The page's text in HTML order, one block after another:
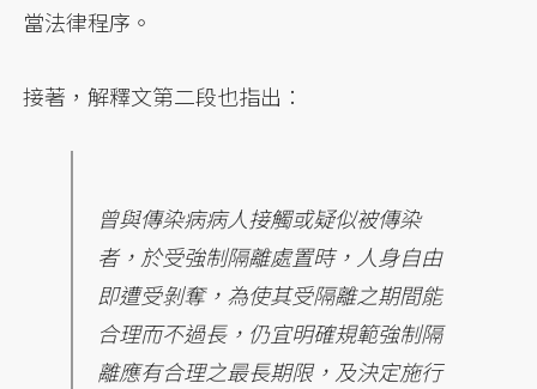
當法律程序。
接著，解釋文第二段也指出：
曾與傳染病病人接觸或疑似被傳染
者，於受強制隔離處置時，人身自由
即遭受剝奪，為使其受隔離之期間能
合理而不過長，仍宜明確規範強制隔
離應有合理之最長期限，及決定施行